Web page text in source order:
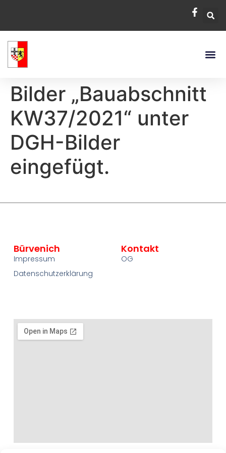
Bilder „Bauabschnitt
KW37/2021“ unter
DGH-Bilder
eingefügt.
Bürvenich
Impressum
Datenschutzerklärung
Kontakt
OG